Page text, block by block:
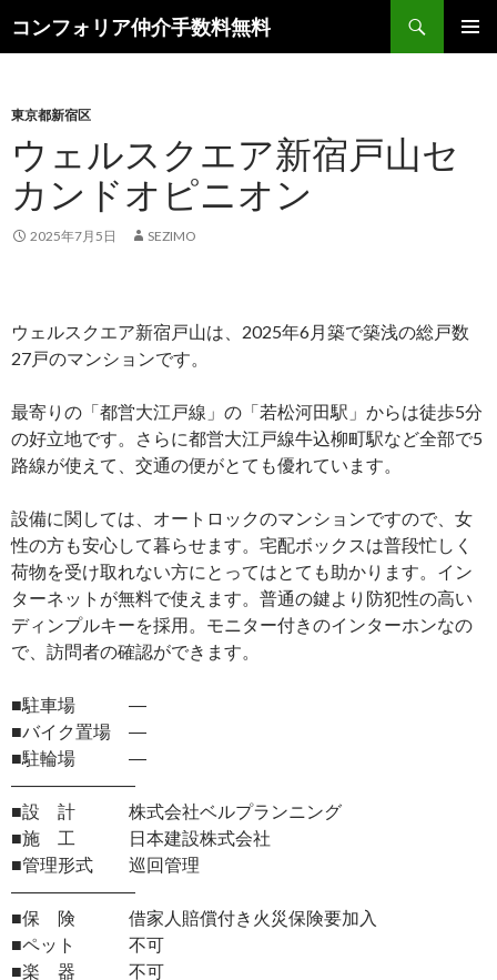
コンフォリア仲介手数料無料
索
ン
へ
ス
キ
ッ
東京都新宿区
ウェルスクエア新宿戸山セ
カンドオピニオン
2025年7月5日 SEZIMO
ウェルスクエア新宿戸山は、2025年6月築で築浅の総戸数
27戸のマンションです。
最寄りの「都営大江戸線」の「若松河田駅」からは徒歩5分
の好立地です。さらに都営大江戸線牛込柳町駅など全部で5
路線が使えて、交通の便がとても優れています。
設備に関しては、オートロックのマンションですので、女
性の方も安心して暮らせます。宅配ボックスは普段忙しく
荷物を受け取れない方にとってはとても助かります。イン
ターネットが無料で使えます。普通の鍵より防犯性の高い
ディンプルキーを採用。モニター付きのインターホンなの
で、訪問者の確認ができます。
■駐車場 ―
■バイク置場 ―
■駐輪場 ―
―――――――
■設 計 株式会社ベルプランニング
■施 工 日本建設株式会社
■管理形式 巡回管理
―――――――
■保 険 借家人賠償付き火災保険要加入
■ペット 不可
■楽 器 不可